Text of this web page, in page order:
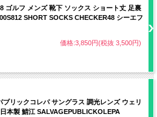
ゴルフ メンズ 靴下 ソックス ショート丈 足裏
SHORT SOCKS CHECKER48 シーエフ
価格:3,850円(税抜 3,500円)
ブリックコレパ サングラス 調光レンズ ウェリ
本製 鯖江 SALVAGEPUBLICKOLEPA